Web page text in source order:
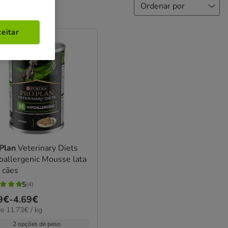
Veterinary Diets
Mousse lata
5(4)
-4.69€
11.73€ / kg
2 opções de peso